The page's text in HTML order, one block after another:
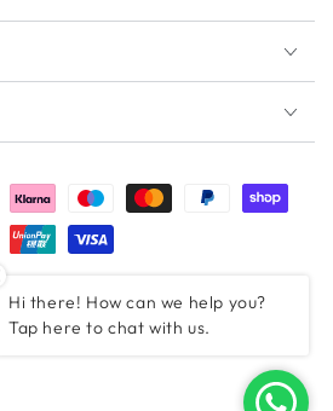
. - IT11160210966 - All rights reserved.
Hi there! How can we help you?
Tap here to chat with us.